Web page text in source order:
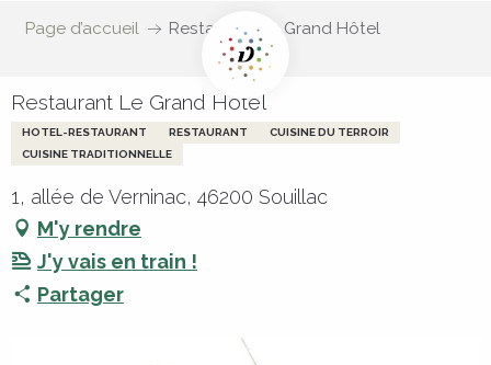
Page d’accueil Restaurant Le Grand Hôtel
Restaurant Le Grand Hôtel
HOTEL-RESTAURANT RESTAURANT
CUISINE DU TERROIR
CUISINE TRADITIONNELLE
1, allée de Verninac, 46200 Souillac
M'y rendre
J'y vais en train !
Partager